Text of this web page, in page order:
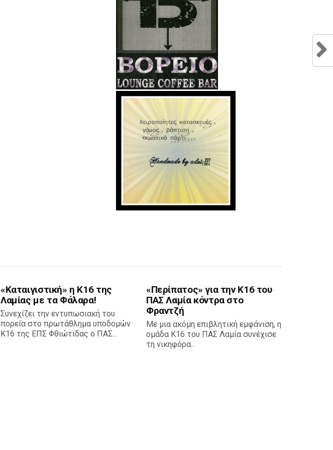
«Καταιγιστική» η Κ16 της
Λαμίας με τα Φάλαρα!
Συνεχίζει την εντυπωσιακή του
πορεία στο πρωτάθλημα υποδομών
Κ16 της ΕΠΣ Φθιώτιδας ο ΠΑΣ...
«Περίπατος» για την Κ16 του
ΠΑΣ Λαμία κόντρα στο
Φραντζή
Με μια ακόμη επιβλητική εμφάνιση, η
ομάδα Κ16 του ΠΑΣ Λαμία συνέχισε
τη νικηφόρα...